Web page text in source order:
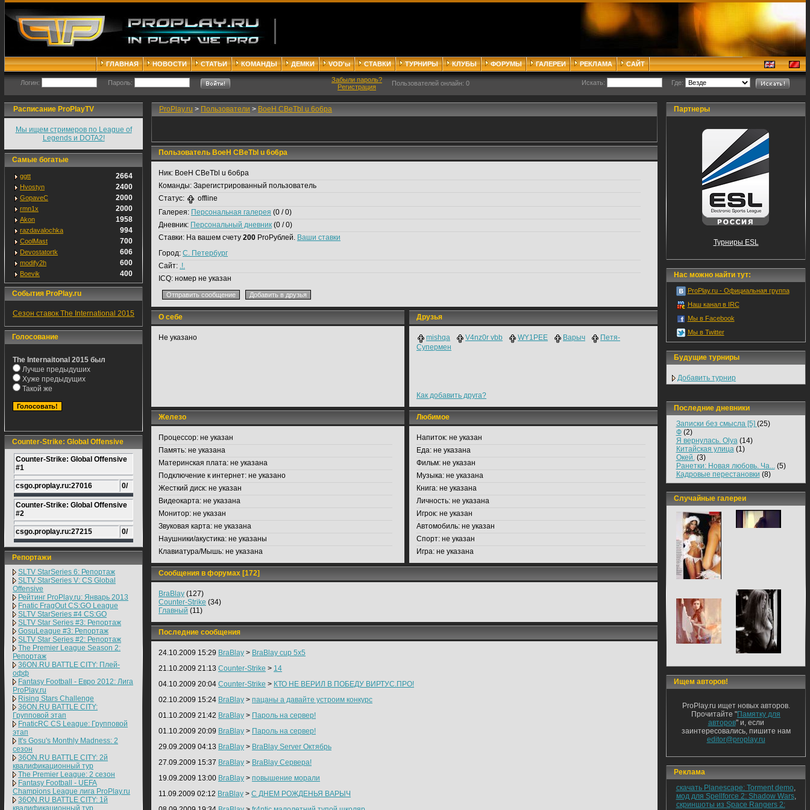
ГЛАВНАЯ НОВОСТИ СТАТЬИ КОМАНДЫ ДЕМКИ VOD'ы СТАВКИ ТУРНИРЫ КЛУБЫ ФОРУМЫ ГАЛЕРЕИ РЕКЛАМА САЙТ
Логин: Пароль:
Забыли пароль?
Регистрация
Пользователей онлайн: 0 Искать: Где:
Расписание ProPlayTV
Мы ищем стримеров по League of
Legends и DOTA2!
Самые богатые
ggtt 2664
Hvostyn 2400
GopaveC 2000
rmn1x 2000
Akon 1958
razdavalochka 994
CoolMast 700
Devostatortk 606
modify2h 600
Boevik 400
События ProPlay.ru
Сезон ставок The International 2015
Голосование
The Internaitonal 2015 был
Лучше предыдуших
Хуже предыдущих
Такой же
Counter-Strike: Global Offensive
Counter-Strike: Global Offensive
#1
csgo.proplay.ru:27016 0/
Counter-Strike: Global Offensive
#2
csgo.proplay.ru:27215 0/
Репортажи
SLTV StarSeries 6: Репортаж
SLTV StarSeries V: CS Global
Offensive
Рейтинг ProPlay.ru: Январь 2013
Fnatic FragOut CS:GO League
SLTV StarSeries #4 CS:GO
SLTV Star Series #3: Репортаж
GosuLeague #3: Репортаж
SLTV Star Series #2: Репортаж
The Premier League Season 2:
Репортаж
36ON.RU BATTLE CITY: Плей-
офф
Fantasy Football - Евро 2012: Лига
ProPlay.ru
Rising Stars Challenge
36ON.RU BATTLE CITY:
Групповой этап
FnaticRC CS League: Групповой
этап
It's Gosu's Monthly Madness: 2
сезон
36ON.RU BATTLE CITY: 2й
квалификационный тур
The Premier League: 2 cезон
Fantasy Football - UEFA
Champions League лига ProPlay.ru
36ON.RU BATTLE CITY: 1й
квалификационный тур
ProPlay.ru > Пользователи > BoeH CBeTbl u 6o6pa
Пользователь BoeH CBeTbl u 6o6pa
Ник: BoeH CBeTbl u 6o6pa
Команды: Зарегистрированный пользователь
Статус:
offline
Галерея: Персональная галерея (0 / 0)
Дневник: Персональный дневник (0 / 0)
Ставки: На вашем счету 200 ProРублей. Ваши ставки
Город: С. Петербург
Сайт: .!.
ICQ: номер не указан
О себе
Не указано
Друзья
mishqa V4nz0r vbb WY1PEE Варыч
Петя-
Супермен
Как добавить друга?
Железо
Процессор: не указан
Память: не указана
Материнская плата: не указана
Подключение к интернет: не указано
Жесткий диск: не указан
Видеокарта: не указана
Монитор: не указан
Звуковая карта: не указана
Наушники/акустика: не указаны
Клавиатура/Мышь: не указана
Любимое
Напиток: не указан
Еда: не указана
Фильм: не указан
Музыка: не указана
Книга: не указана
Личность: не указана
Игрок: не указан
Автомобиль: не указан
Спорт: не указан
Игра: не указана
Сообщения в форумах [172]
BraBlay (127)
Counter-Strike (34)
Главный (11)
Последние сообщения
24.10.2009 15:29 BraBlay > BraBlay cup 5x5
21.10.2009 21:13 Counter-Strike > 14
04.10.2009 20:04 Counter-Strike > КТО НЕ ВЕРИЛ В ПОБЕДУ ВИРТУС.ПРО!
02.10.2009 15:24 BraBlay > пацаны а давайте устроим конкурс
01.10.2009 21:42 BraBlay > Пароль на сервер!
01.10.2009 20:09 BraBlay > Пароль на сервер!
29.09.2009 04:13 BraBlay > BraBlay Server Октябрь
27.09.2009 15:37 BraBlay > BraBlay Сервера!
19.09.2009 13:00 BraBlay > повышение морали
11.09.2009 02:12 BraBlay > С ДНЕМ РОЖДЕНЬЯ ВАРЫЧ
Партнеры
Турниры ESL
Нас можно найти тут:
ProPlay.ru - Официальная группа
Наш канал в IRC
Мы в Facebook
Мы в Twitter
Будущие турниры
Добавить турнир
Последние дневники
Записки без смысла [5] (25)
Ф(2)
Я вернулась. Olya(14)
Китайская улица(1)
Окей.(3)
Ранетки: Новая любовь. Ча...(5)
Кадровые перестановки (8)
Случайные галереи
Ищем авторов!
ProPlay.ru ищет новых авторов.
Прочитайте "Памятку для
авторов" и, если
заинтересовались, пишите нам
editor@proplay.ru
Реклама
скачать Planescape: Torment demo,
мод для Spellforce 2: Shadow Wars,
скриншоты из Space Rangers 2: